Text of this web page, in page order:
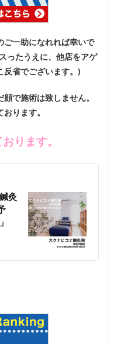
ご一助になれれば幸いで
ったうえに、他店をアゲ
反省でございます。)
で施術は致しません。
ります。
ります。
灸